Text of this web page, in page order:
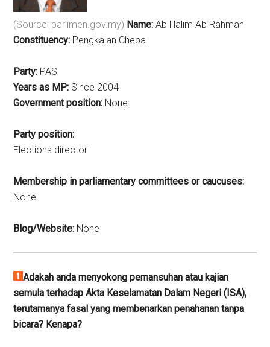
(Source: parlimen.gov.my) Name:Ab Halim Ab Rahman
Constituency: Pengkalan Chepa
Party: PAS
Years as MP: Since 2004
Government position: None
Party position:
Elections director
Membership in parliamentary committees or caucuses:
None
Blog/Website: None
Adakah anda menyokong pemansuhan atau kajian
semula terhadap Akta Keselamatan Dalam Negeri (ISA),
terutamanya fasal yang membenarkan penahanan tanpa
bicara? Kenapa?